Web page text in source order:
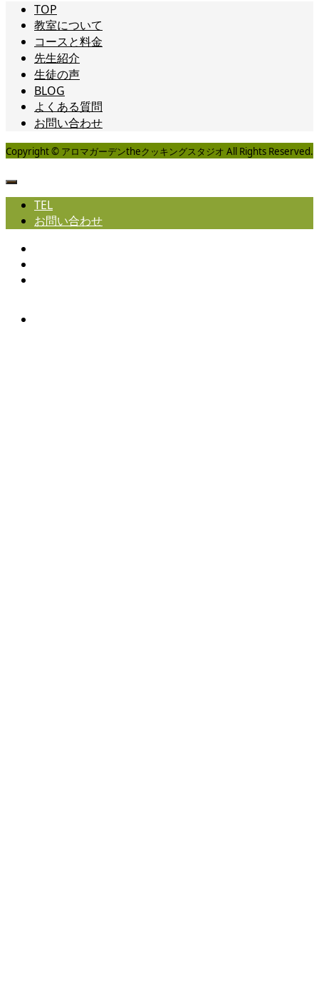
TOP
教室について
コースと料金
先生紹介
生徒の声
BLOG
よくある質問
お問い合わせ
Copyright © アロマガーデンtheクッキングスタジオ All Rights Reserved.
TEL
お問い合わせ